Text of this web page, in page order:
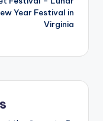
Year Festival in
Virginia